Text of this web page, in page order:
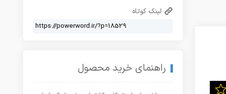
لینک کوتاه
راهنمای خرید محصول